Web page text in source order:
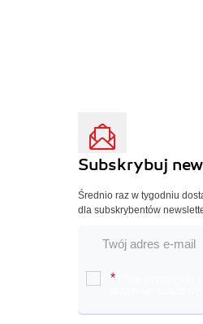
Subskrybuj
Średnio raz w tygodniu
dla subskrybentów
*